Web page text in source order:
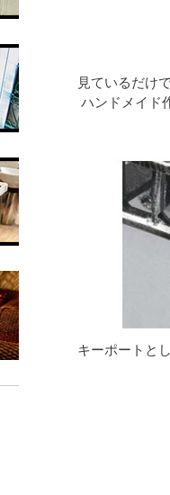
見ているだけ
ハンドメイド
キーポートと